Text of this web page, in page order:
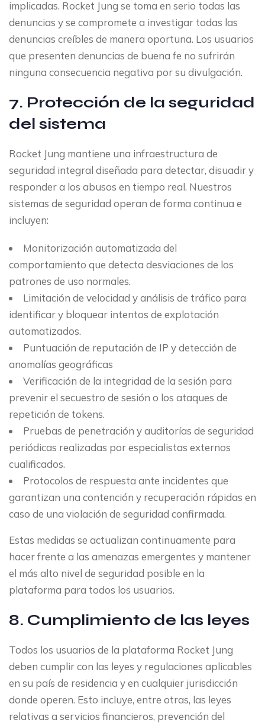
implicadas. Rocket Jung se toma en serio todas las
denuncias y se compromete a investigar todas las
denuncias creíbles de manera oportuna. Los usuarios
que presenten denuncias de buena fe no sufrirán
ninguna consecuencia negativa por su divulgación.
7. Protección de la seguridad
del sistema
Rocket Jung mantiene una infraestructura de
seguridad integral diseñada para detectar, disuadir y
responder a los abusos en tiempo real. Nuestros
sistemas de seguridad operan de forma continua e
incluyen:
Monitorización automatizada del
comportamiento que detecta desviaciones de los
patrones de uso normales.
Limitación de velocidad y análisis de tráfico para
identificar y bloquear intentos de explotación
automatizados.
Puntuación de reputación de IP y detección de
anomalías geográficas
Verificación de la integridad de la sesión para
prevenir el secuestro de sesión o los ataques de
repetición de tokens.
Pruebas de penetración y auditorías de seguridad
periódicas realizadas por especialistas externos
cualificados.
Protocolos de respuesta ante incidentes que
garantizan una contención y recuperación rápidas en
caso de una violación de seguridad confirmada.
Estas medidas se actualizan continuamente para
hacer frente a las amenazas emergentes y mantener
el más alto nivel de seguridad posible en la
plataforma para todos los usuarios.
8. Cumplimiento de las leyes
Todos los usuarios de la plataforma Rocket Jung
deben cumplir con las leyes y regulaciones aplicables
en su país de residencia y en cualquier jurisdicción
donde operen. Esto incluye, entre otras, las leyes
relativas a servicios financieros, prevención del